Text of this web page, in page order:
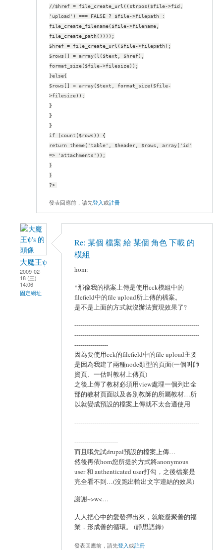
//$href = file_create_url((strpos($file->fid,
'upload') === FALSE ? $file->filepath :
file_create_filename($file->filename,
file_create_path())));
$href = file_create_url($file->filepath);
$rows[] = array(l($text, $href),
format_size($file->filesize));
}else{
$rows[] = array($text, format_size($file-
>filesize));
}
}
}
if (count($rows)) {
return theme('table', $header, $rows, array('id'
=> 'attachments'));
}
}
?>
發表回應前，請先登入或註冊
大魔王ψ
2009-02-
18 (三)
14:06
固定網址
Re: 某個 檔案 給 某個 角色 下載 的
模組
hom:
*那像我的檔案上傳是使用cck模組中的
filefield中的file upload所上傳的檔案。
是不是上面的方式就沒辦法實現效果了?
---------------------------------------------------------------
---------------------------------------------------------------
-----------------
因為要使用cck的filefield中的file upload主要
是因為我建了兩種node類型的頁面(一個叫師
資頁、一估叫教材上傳頁)
之後上傳了教材必須用view處理一個列出全
部的教材頁面以及各別教師的所屬教材…所
以就變成預設的檔案上傳就不太合適使用
---------------------------------------------------------------
---------------------------------------------------------------
----------------------
而且哦先試drupal預設的檔案上傳…
然後再依hom您所提的方式將anonymous
user 和 authenticated user打勾，之後檔案是
完全看不到…(沒跑出輸出文字連結的效果)
謝謝~>w<…
人人把心中的愛發揮出來，就能凝聚善的福
業，形成善的循環。 (靜思語錄)
發表回應前，請先登入或註冊